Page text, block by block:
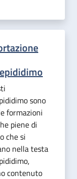
sono
formazioni
piene di
che si
nella testa
contenuto